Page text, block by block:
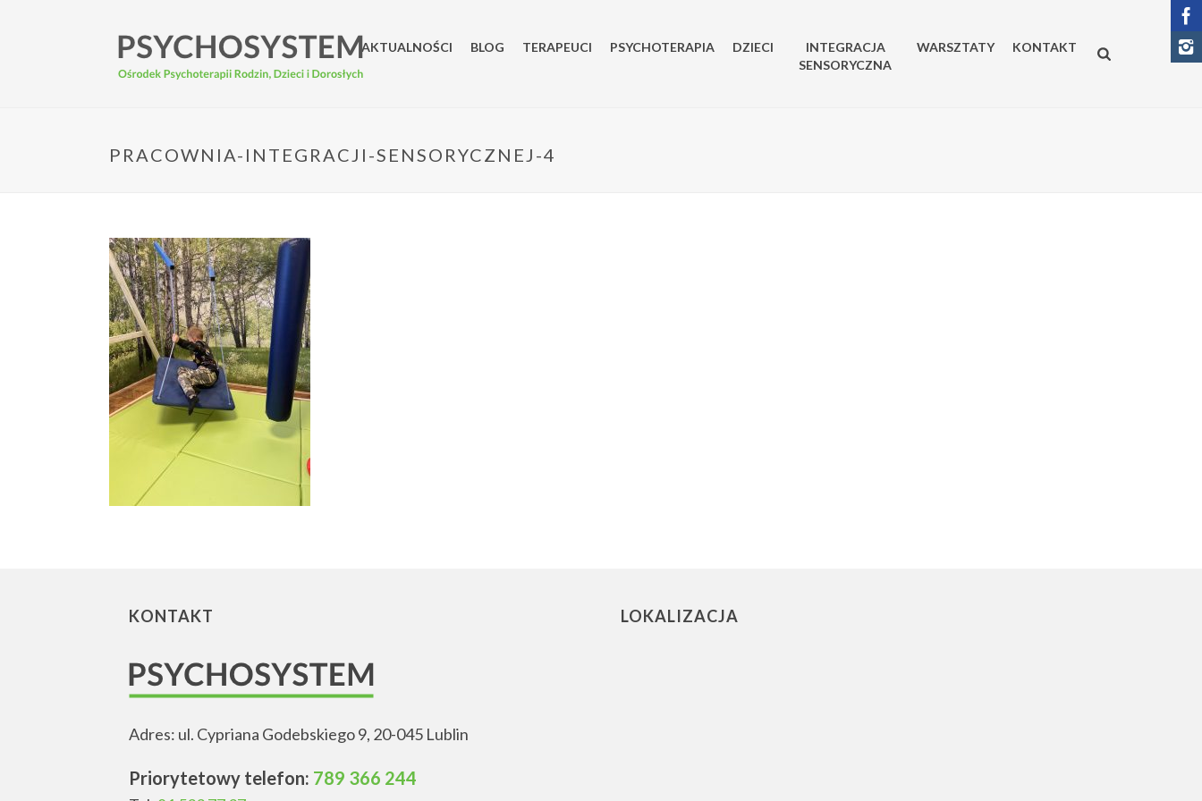
AKTUALNOŚCI BLOG TERAPEUCI PSYCHOTERAPIA DZIECI
INTEGRACJA
SENSORYCZNA
WARSZTATY KONTAKT
PRACOWNIA-INTEGRACJI-SENSORYCZNEJ-4
KONTAKT
Adres: ul. Cypriana Godebskiego 9, 20-045 Lublin
Priorytetowy telefon: 789 366 244
LOKALIZACJA